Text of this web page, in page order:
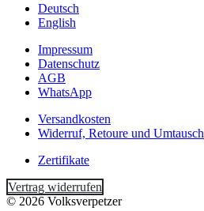
Deutsch
English
Impressum
Datenschutz
AGB
WhatsApp
Versandkosten
Widerruf, Retoure und Umtausch
Zertifikate
Vertrag widerrufen
© 2026 Volksverpetzer